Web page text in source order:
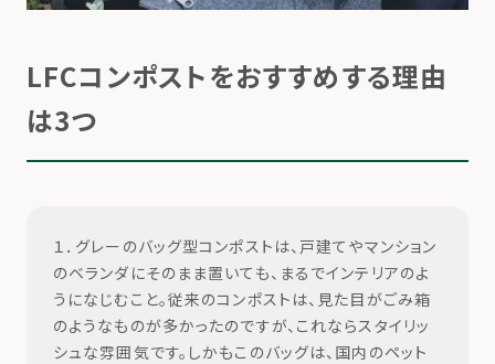
LFCコンポストをおすすめする理由
は3つ
１．グレーのバッグ型コンポストは、戸建てやマンション
のベランダにそのまま置いても、まるでインテリアのよ
うになじむこと。従来のコンポストは、見た目がごみ箱
のようなものが多かったのですが、これならスタイリッ
シュな雰囲気です。しかもこのバッグは、国内のペット